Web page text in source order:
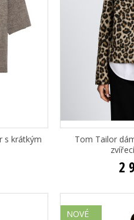
s krátkým
Tom Tailor
2
NOVÉ